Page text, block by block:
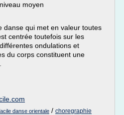
moyen
danse qui met en valeur toutes
centrée toutefois sur les
ondulations et
du corps constituent une
danse orientale / choregraphie